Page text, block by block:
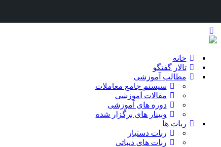
خانه
تالار گفتگو
مطالب آموزشی
سیستم جامع معاملات
مقالات آموزشی
دوره های آموزشی
وبینار های برگزار شده
ربات ها
ربات دستیار
ربات های دیباتی